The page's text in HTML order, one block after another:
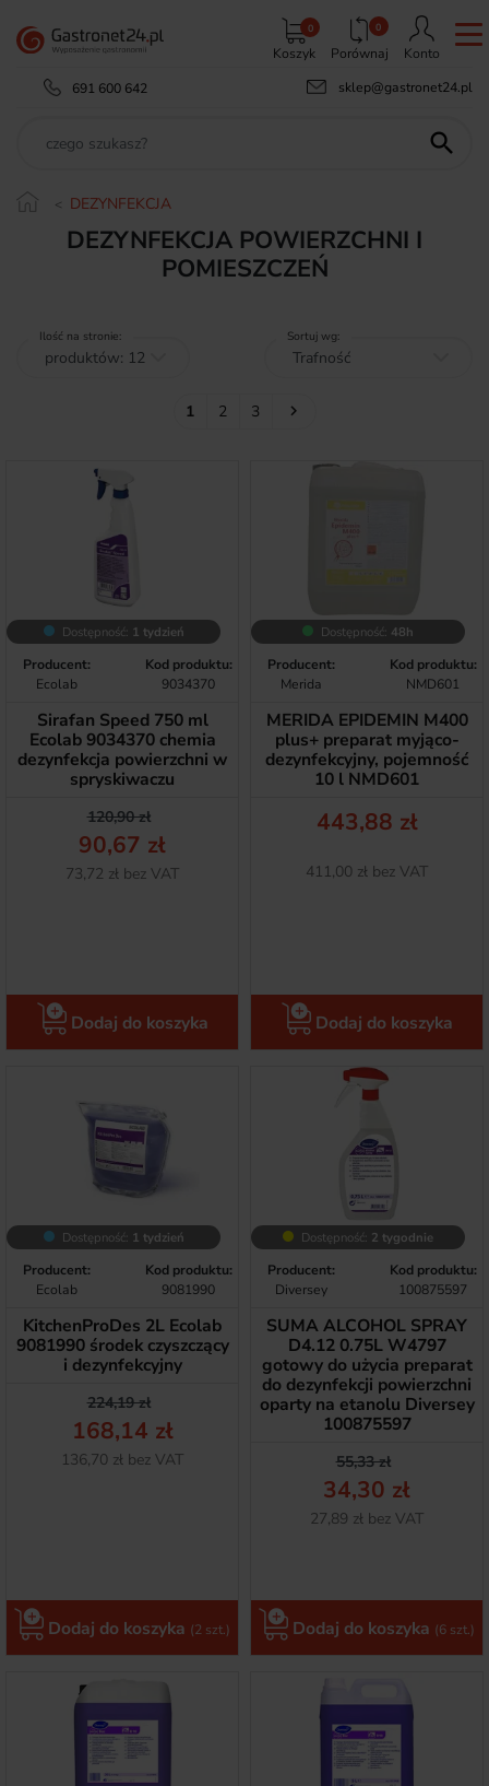
Koszyk
0 0
Porównaj
Konto
691 600 642
sklep@gastronet24.pl

DEZYNFEKCJA
DEZYNFEKCJA POWIERZCHNI I
POMIESZCZEŃ
Ilość na stronie: Sortuj wg:
1 2 3 Następny

Dostępność: 1 tydzień
Producent:
Ecolab
Kod produktu:
9034370
Sirafan Speed 750 ml
Ecolab 9034370 chemia
dezynfekcja powierzchni w
spryskiwaczu
Cena podstawowa
120,90 zł
Cena
90,67 zł
Netto
73,72 zł bez VAT
Dodaj do koszyka
Dostępność: 48h
Producent:
Merida
Kod produktu:
NMD601
MERIDA EPIDEMIN M400
plus+ preparat myjąco-
dezynfekcyjny, pojemność
10 l NMD601
Cena
443,88 zł
Netto
411,00 zł bez VAT
Dodaj do koszyka
Dostępność: 1 tydzień
Producent:
Ecolab
Kod produktu:
9081990
KitchenProDes 2L Ecolab
9081990 środek czyszczący
i dezynfekcyjny
Cena podstawowa
224,19 zł
Cena
168,14 zł
Netto
136,70 zł bez VAT
Dodaj do koszyka (2 szt.)
Dostępność: 2 tygodnie
Producent:
Diversey
Kod produktu:
100875597
SUMA ALCOHOL SPRAY
D4.12 0.75L W4797
gotowy do użycia preparat
do dezynfekcji powierzchni
oparty na etanolu Diversey
100875597
Cena
55,33 zł
Cena
34,30 zł
Netto
27,89 zł bez VAT
Dodaj do koszyka (6 szt.)